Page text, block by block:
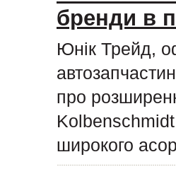
бренди в
Юнік Трейд,
про
Kolbenschmidt
широкого